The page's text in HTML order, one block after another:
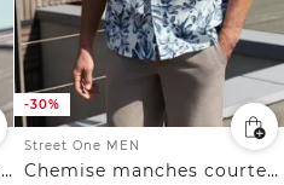
Chemise à manches courtes avec imprimé allover
-30%
Street One MEN
Chemise manches courtes en popeline imprimée